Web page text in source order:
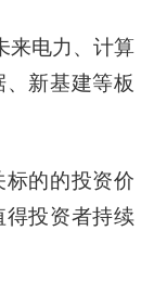
来电力、计算
新基建等板
的的投资价
投资者持续